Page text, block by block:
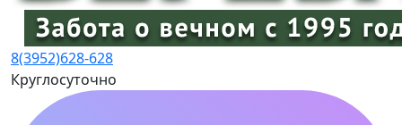
8(3952)628-628
Круглосуточно